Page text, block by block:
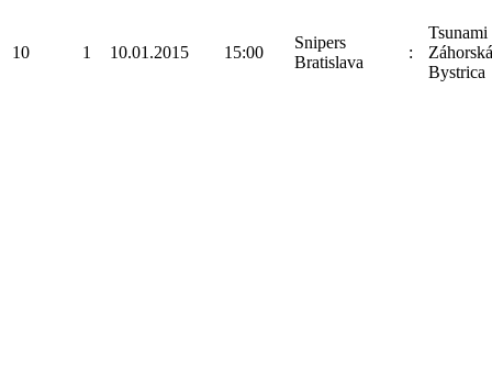
10 1 10.01.2015 15:00
Snipers
Bratislava
:
Tsunami
Záhorská
Bystrica